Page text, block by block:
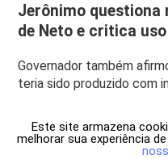
Jerônimo questiona
de Neto e critica
Governador também
teria sido produzido com
Este site armazena
melhorar sua experiência